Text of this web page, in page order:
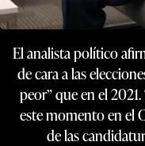
El analista político
de cara a las
peor” que en el
este momento en el
de las